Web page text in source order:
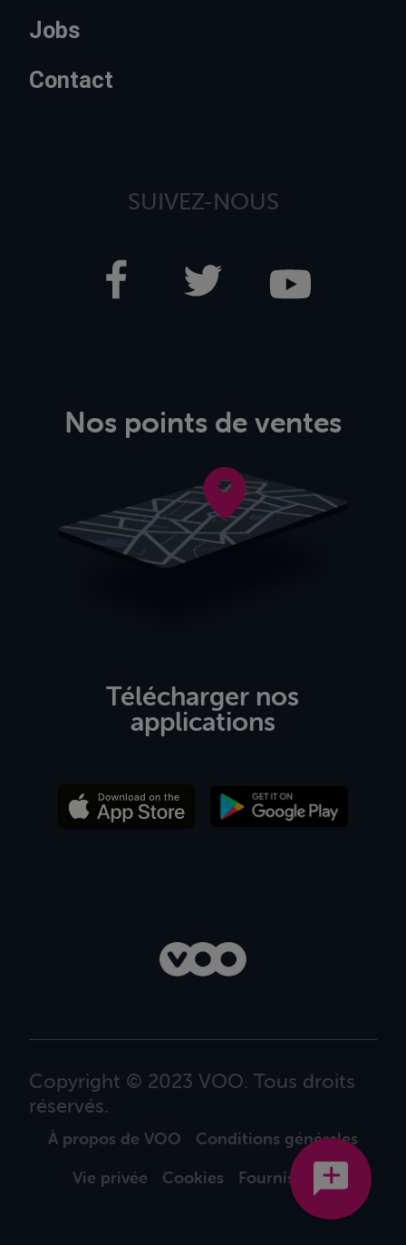
Jobs
Contact
SUIVEZ-NOUS
Nos points de ventes
Télécharger nos
applications
Copyright © 2023 VOO. Tous droits
réservés.
À propos de VOO
Conditions générales
Vie privée
Cookies Fournisseurs